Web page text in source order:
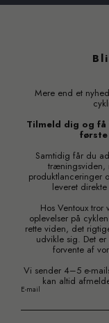
Mere end et
Tilmeld dig og
Samtidig får du
træningsviden,
produktlanceringer
leveret
Hos Ventoux
oplevelser på
rette viden, det
udvikle sig. Det
forvente af
Vi sender 4–5 e-
kan altid
E-mail